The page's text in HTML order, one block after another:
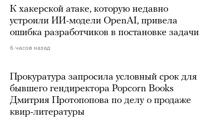
К хакерской атаке, которую недавно
устроили ИИ-модели OpenAI, привела
ошибка разработчиков в постановке задачи
6 часов назад
Прокуратура запросила условный срок для
бывшего гендиректора Popcorn Books
Дмитрия Протопопова по делу о продаже
квир-литературы